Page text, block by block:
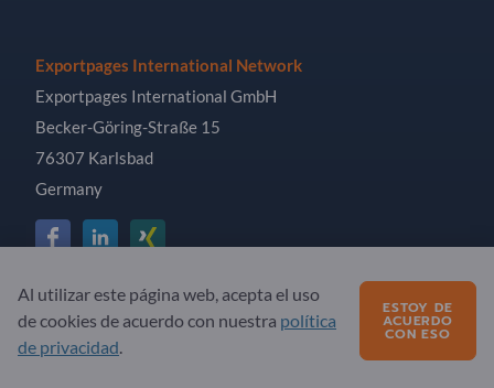
Exportpages International Network
Exportpages International GmbH
Becker-Göring-Straße 15
76307 Karlsbad
Germany
Copyright © 2026 Exportpages International GmbH. All
Rights Reserved.
Al utilizar este página web, acepta el uso
de cookies de acuerdo con nuestra política
de privacidad.
ESTOY DE
ACUERDO
CON ESO